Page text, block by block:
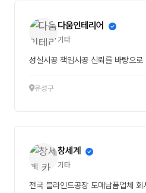
다움인테리어
기타
성실시공 책임시공 신
유성구
창세계
기타
전국 블라인드공장 도매납품업체